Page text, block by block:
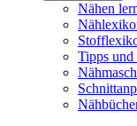
Nähen
Tipps und